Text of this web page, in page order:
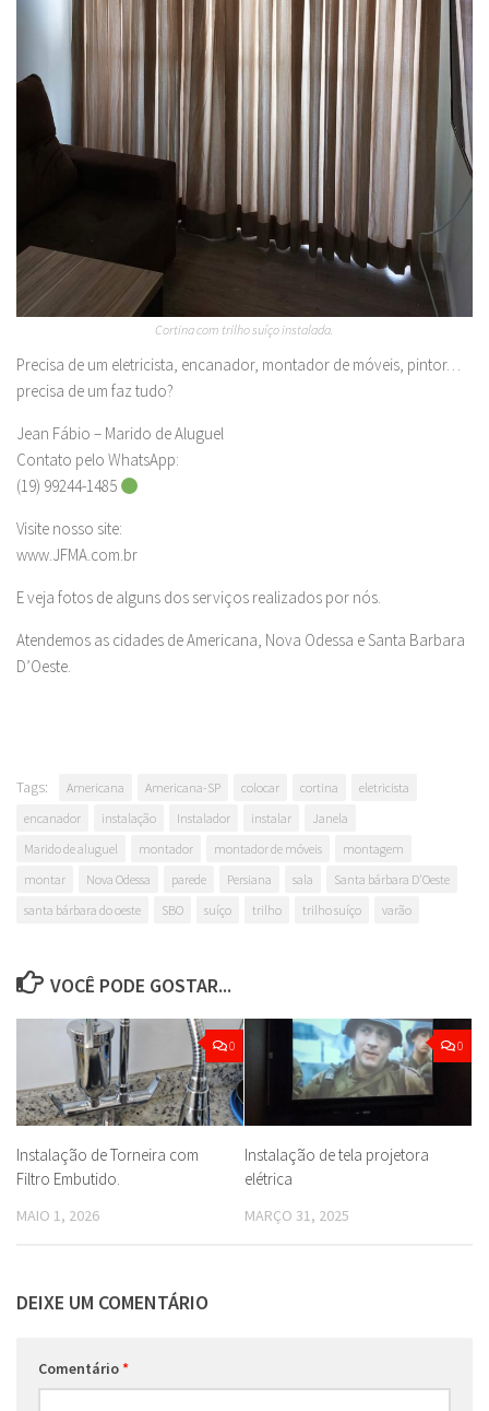
Cortina com trilho suíço instalada.
Precisa de um eletricista, encanador, montador de móveis, pintor…
precisa de um faz tudo?
Jean Fábio – Marido de Aluguel
Contato pelo WhatsApp:
(19) 99244-1485
Visite nosso site:
www.JFMA.com.br
E veja fotos de alguns dos serviços realizados por nós.
Atendemos as cidades de Americana, Nova Odessa e Santa Barbara
D’Oeste.
Tags: Americana Americana-SP colocar cortina
eletricista
encanador
instalação Instalador instalar
Janela
Marido de aluguel
montador montador de móveis
montagem
montar
Nova Odessa parede Persiana sala
Santa bárbara D'Oeste
santa bárbara do oeste
SBO suíço trilho trilho suíço varão
VOCÊ PODE GOSTAR...
0
Instalação de Torneira com
Filtro Embutido.
MAIO 1, 2026
0
Instalação de tela projetora
elétrica
MARÇO 31, 2025
DEIXE UM COMENTÁRIO
Comentário*